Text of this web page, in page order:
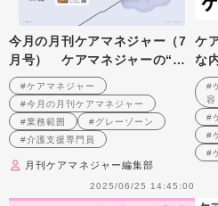
今月の月刊ケアマネジャー（7
月号） ケアマネジャーの“業
務範囲”とは？ 弁護士と考える
“グレーゾーンな業務”への向き
合い方
#ケアマネジャー
#今月の月刊ケアマネジャー
#業務範囲
#グレーゾーン
#介護支援専門員
月刊ケアマネジャー編集部
2025/06/25 14:45:00
ケ
な
ャ
#
容
#
#
#